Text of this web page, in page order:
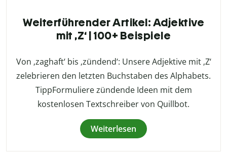
Weiterführender Artikel: Adjektive
mit ‚Z‘ | 100+ Beispiele
Von ‚zaghaft‘ bis ‚zündend‘: Unsere Adjektive mit ‚Z‘
zelebrieren den letzten Buchstaben des Alphabets.
TippFormuliere zündende Ideen mit dem
kostenlosen Textschreiber von Quillbot.
Weiterlesen